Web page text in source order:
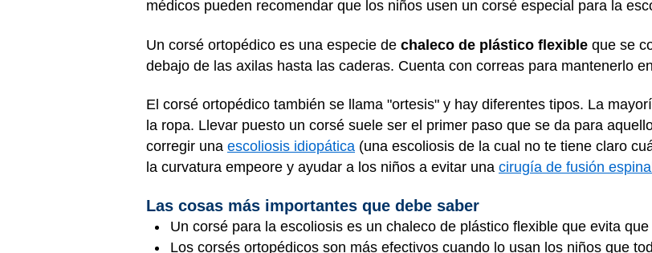
médicos pueden recomendar que los niños usen un corsé especial para la
Un corsé ortopédico es una especie de chaleco de plástico flexible que se
debajo de las axilas hasta las caderas. Cuenta con correas para mantenerlo
El corsé ortopédico también se llama "ortesis" y hay diferentes tipos. La
la ropa. Llevar puesto un corsé suele ser el primer paso que se da para
corregir una escoliosis idiopática (una escoliosis de la cual no te tiene claro
la curvatura empeore y ayudar a los niños a evitar una cirugía de fusión espinal
Las cosas más importantes que debe saber
Un corsé para la escoliosis es un chaleco de plástico flexible que evita
Los corsés ortopédicos son más efectivos cuando lo usan los niños que